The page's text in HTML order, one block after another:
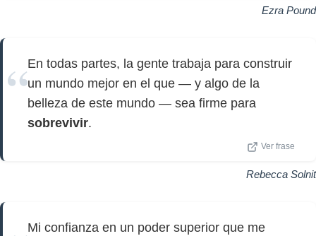
Ezra Pound
En todas partes, la gente trabaja para construir
un mundo mejor en el que — y algo de la
belleza de este mundo — sea firme para
sobrevivir.
Ver frase
Rebecca Solnit
Mi confianza en un poder superior que me